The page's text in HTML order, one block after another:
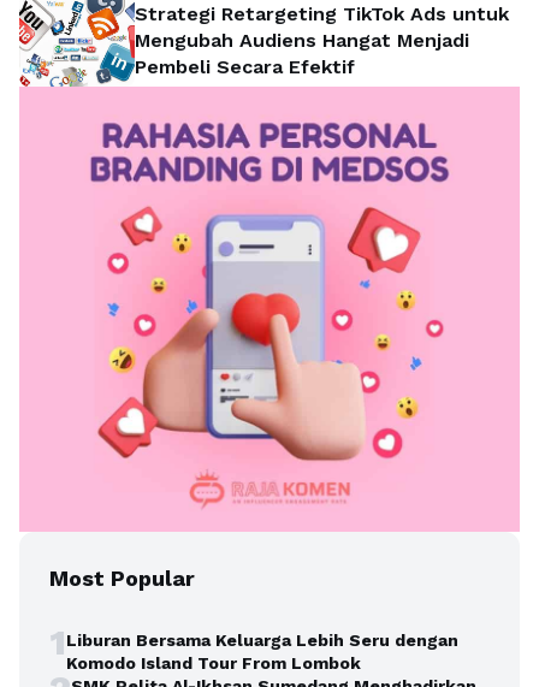
Strategi Retargeting TikTok Ads untuk
Mengubah Audiens Hangat Menjadi
Pembeli Secara Efektif
Most Popular
1Liburan Bersama Keluarga Lebih Seru dengan
Komodo Island Tour From Lombok